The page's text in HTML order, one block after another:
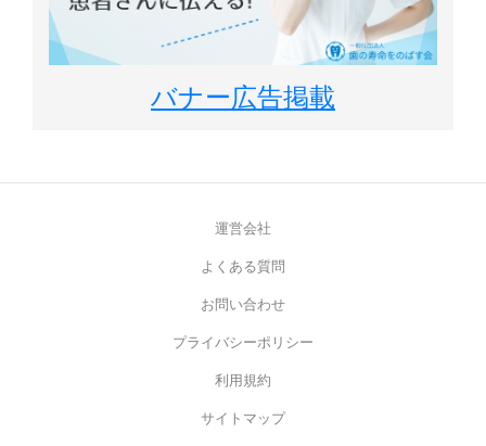
バナー広告掲載
運営会社
よくある質問
お問い合わせ
プライバシーポリシー
利用規約
サイトマップ